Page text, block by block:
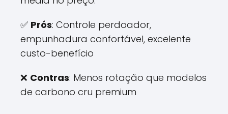
✅ Prós: Controle perdoador,
empunhadura confortável, excelente
custo-benefício
❌ Contras: Menos rotação que modelos
de carbono cru premium